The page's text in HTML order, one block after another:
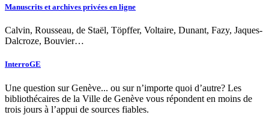
Manuscrits et archives privées en ligne
Calvin, Rousseau, de Staël, Töpffer, Voltaire, Dunant, Fazy, Jaques-
Dalcroze, Bouvier…
InterroGE
Une question sur Genève... ou sur n’importe quoi d’autre? Les
bibliothécaires de la Ville de Genève vous répondent en moins de
trois jours à l’appui de sources fiables.